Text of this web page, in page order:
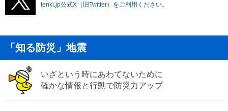
tenki.jp公式X（旧Twitter）をご利用ください。
「知る防災」地震
いざという時にあわてないために
確かな情報と行動で防災力アップ